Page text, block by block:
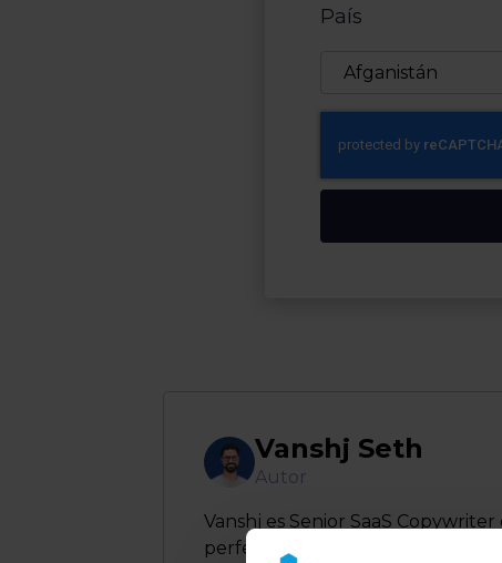
País
Vanshj Seth
Autor
Vanshj es Senior SaaS
perfeccionando su especialidad.